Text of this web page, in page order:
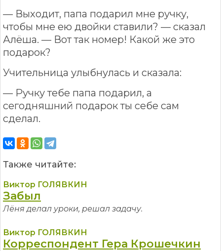
— Выходит, папа подарил мне ручку,
чтобы мне ею двойки ставили? — сказал
Алёша. — Вот так номер! Какой же это
подарок?
Учительница улыбнулась и сказала:
— Ручку тебе папа подарил, а
сегодняшний подарок ты себе сам
сделал.
Также читайте:
Виктор ГОЛЯВКИН
Забыл
Лёня делал уроки, решал задачу.
Виктор ГОЛЯВКИН
Корреспондент Гера Крошечкин